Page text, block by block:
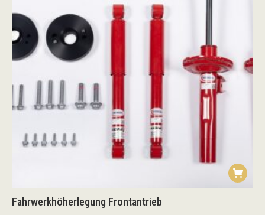
Fahrwerkhöherlegung Frontantrieb